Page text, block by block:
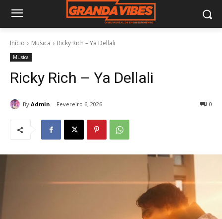
Início Musica Ricky Rich – Ya Dellali
Musica
Ricky Rich – Ya Dellali
By Admin Fevereiro 6, 2026 0